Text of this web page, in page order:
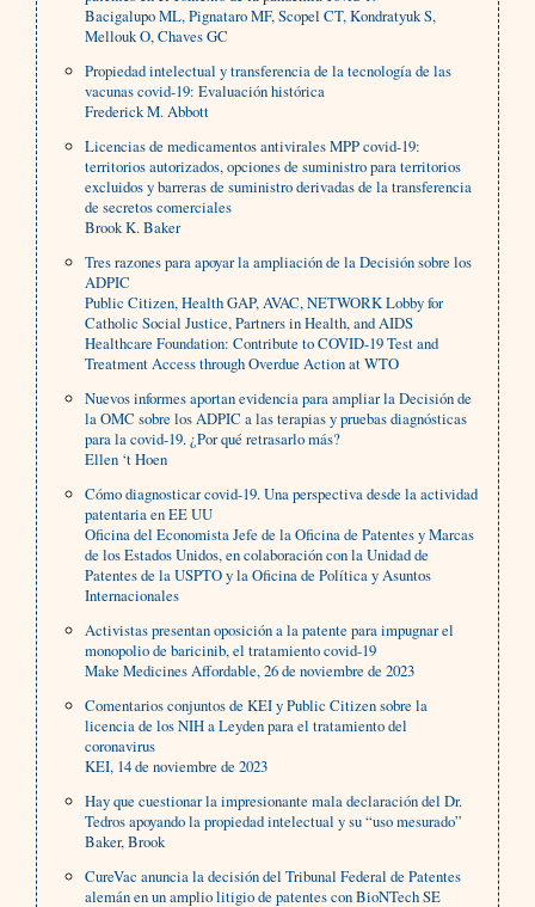
Bacigalupo ML, Pignataro MF, Scopel CT, Kondratyuk S,
Mellouk O, Chaves GC
Propiedad intelectual y transferencia de la tecnología de las
vacunas covid-19: Evaluación histórica
Frederick M. Abbott
Licencias de medicamentos antivirales MPP covid-19:
territorios autorizados, opciones de suministro para territorios
excluidos y barreras de suministro derivadas de la transferencia
de secretos comerciales
Brook K. Baker
Tres razones para apoyar la ampliación de la Decisión sobre los
ADPIC
Public Citizen, Health GAP, AVAC, NETWORK Lobby for
Catholic Social Justice, Partners in Health, and AIDS
Healthcare Foundation: Contribute to COVID-19 Test and
Treatment Access through Overdue Action at WTO
Nuevos informes aportan evidencia para ampliar la Decisión de
la OMC sobre los ADPIC a las terapias y pruebas diagnósticas
para la covid-19. ¿Por qué retrasarlo más?
Ellen ‘t Hoen
Cómo diagnosticar covid-19. Una perspectiva desde la actividad
patentaria en EE UU
Oficina del Economista Jefe de la Oficina de Patentes y Marcas
de los Estados Unidos, en colaboración con la Unidad de
Patentes de la USPTO y la Oficina de Política y Asuntos
Internacionales
Activistas presentan oposición a la patente para impugnar el
monopolio de baricinib, el tratamiento covid-19
Make Medicines Affordable, 26 de noviembre de 2023
Comentarios conjuntos de KEI y Public Citizen sobre la
licencia de los NIH a Leyden para el tratamiento del
coronavirus
KEI, 14 de noviembre de 2023
Hay que cuestionar la impresionante mala declaración del Dr.
Tedros apoyando la propiedad intelectual y su “uso mesurado”
Baker, Brook
CureVac anuncia la decisión del Tribunal Federal de Patentes
alemán en un amplio litigio de patentes con BioNTech SE